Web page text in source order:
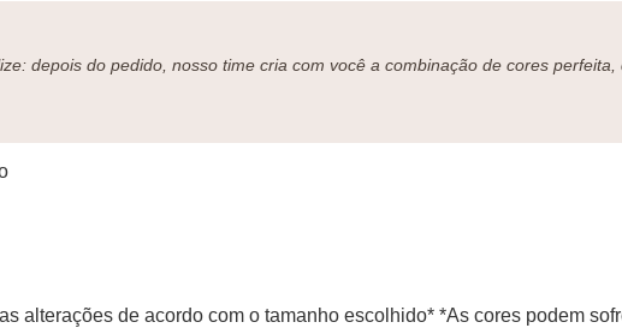
depois do pedido, nosso time cria com você a combinação de cores
alterações de acordo com o tamanho escolhido* *As cores podem